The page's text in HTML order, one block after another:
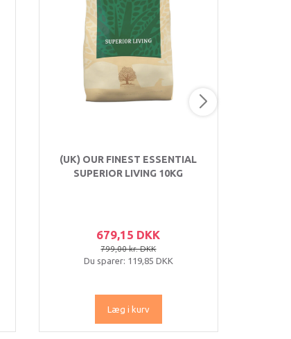
(UK) OUR FINEST ESSENTIAL
SUPERIOR LIVING 10KG
679,15 DKK
799,00 kr. DKK
Du sparer: 119,85 DKK
Læg i kurv